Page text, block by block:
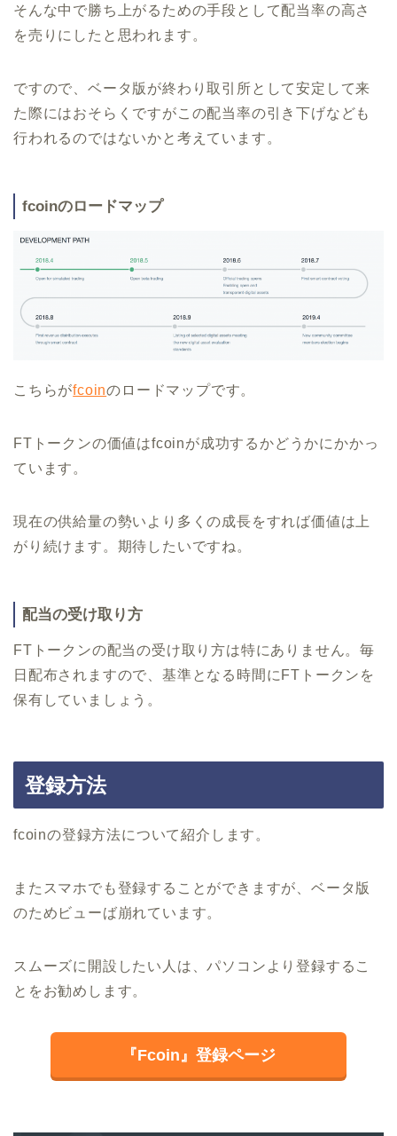
そんな中で勝ち上がるための手段として配当率の高さ
を売りにしたと思われます。
ですので、ベータ版が終わり取引所として安定して来
た際にはおそらくですがこの配当率の引き下げなども
行われるのではないかと考えています。
fcoinのロードマップ
こちらがfcoinのロードマップです。
FTトークンの価値はfcoinが成功するかどうかにかかっ
ています。
現在の供給量の勢いより多くの成長をすれば価値は上
がり続けます。期待したいですね。
配当の受け取り方
FTトークンの配当の受け取り方は特にありません。毎
日配布されますので、基準となる時間にFTトークンを
保有していましょう。
登録方法
fcoinの登録方法について紹介します。
またスマホでも登録することができますが、ベータ版
のためビューば崩れています。
スムーズに開設したい人は、パソコンより登録するこ
とをお勧めします。
『Fcoin』登録ページ